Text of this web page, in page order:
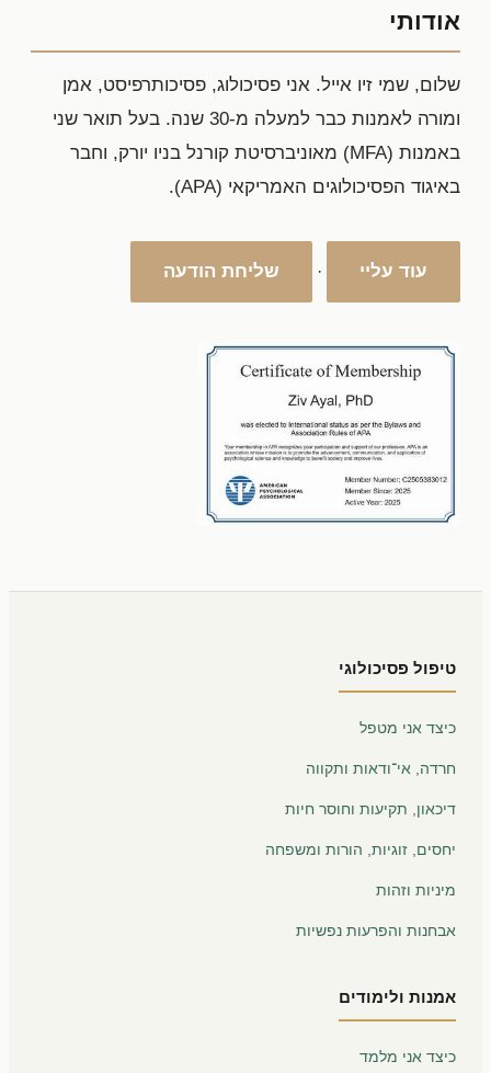
אודותי
שלום, שמי זיו אייל. אני פסיכולוג, פסיכותרפיסט, אמן
ומורה לאמנות כבר למעלה מ-30 שנה. בעל תואר שני
באמנות (MFA) מאוניברסיטת קורנל בניו יורק, וחבר
באיגוד הפסיכולוגים האמריקאי (APA).
עוד עליי · שליחת הודעה
טיפול פסיכולוגי
כיצד אני מטפל
חרדה, אי־ודאות ותקווה
דיכאון, תקיעות וחוסר חיות
יחסים, זוגיות, הורות ומשפחה
מיניות וזהות
אבחנות והפרעות נפשיות
אמנות ולימודים
כיצד אני מלמד